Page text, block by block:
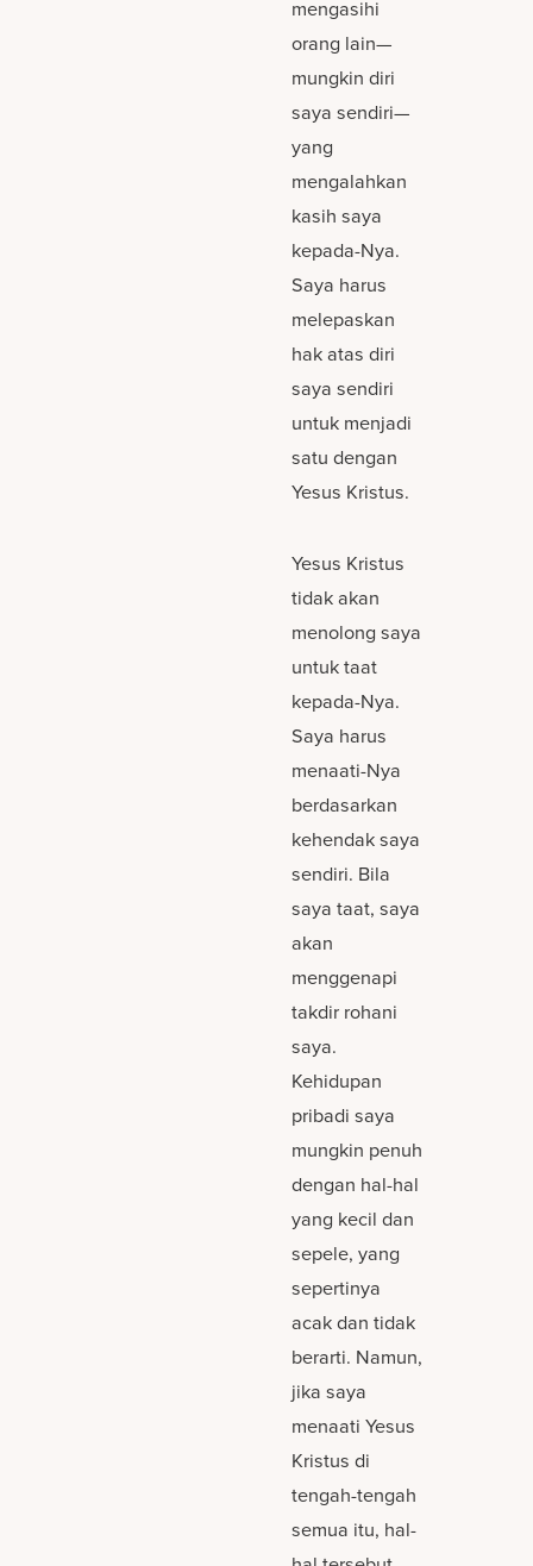
mengasihi
orang lain—
mungkin diri
saya sendiri—
yang
mengalahkan
kasih saya
kepada-Nya.
Saya harus
melepaskan
hak atas diri
saya sendiri
untuk menjadi
satu dengan
Yesus Kristus.
Yesus Kristus
tidak akan
menolong saya
untuk taat
kepada-Nya.
Saya harus
menaati-Nya
berdasarkan
kehendak saya
sendiri. Bila
saya taat, saya
akan
menggenapi
takdir rohani
saya.
Kehidupan
pribadi saya
mungkin penuh
dengan hal-hal
yang kecil dan
sepele, yang
sepertinya
acak dan tidak
berarti. Namun,
jika saya
menaati Yesus
Kristus di
tengah-tengah
semua itu, hal-